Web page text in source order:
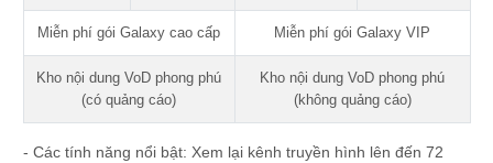
Miễn phí gói Galaxy cao cấp Miễn phí gói Galaxy VIP
Kho nội dung VoD phong phú
(có quảng cáo)
Kho nội dung VoD phong phú
(không quảng cáo)
- Các tính năng nổi bật: Xem lại kênh truyền hình lên đến 72